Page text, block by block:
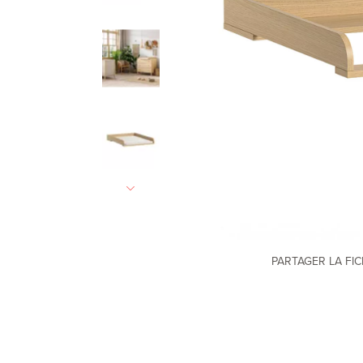
PARTAGER LA